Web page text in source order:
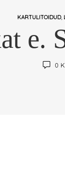
KARTULITOIDUD,
e.
0